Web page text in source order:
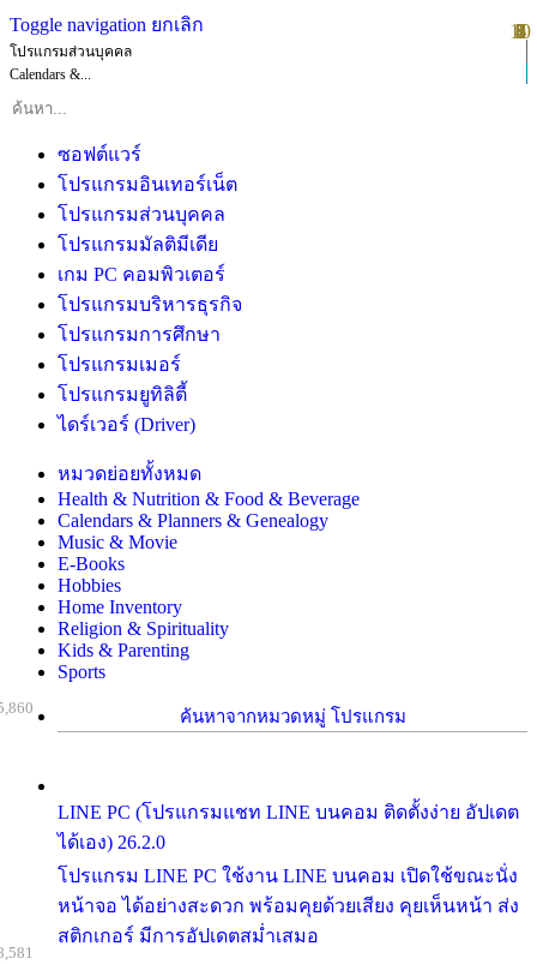
Toggle navigation ยกเลิก
โปรแกรมส่วนบุคคล
Calendars &...
ซอฟต์แวร์
โปรแกรมอินเทอร์เน็ต
โปรแกรมส่วนบุคคล
โปรแกรมมัลติมีเดีย
เกม PC คอมพิวเตอร์
โปรแกรมบริหารธุรกิจ
โปรแกรมการศึกษา
โปรแกรมเมอร์
โปรแกรมยูทิลิตี้
ไดร์เวอร์ (Driver)
หมวดย่อยทั้งหมด
Health & Nutrition & Food & Beverage
Calendars & Planners & Genealogy
Music & Movie
E-Books
Hobbies
Home Inventory
Religion & Spirituality
Kids & Parenting
Sports
ค้นหาจากหมวดหมู่ โปรแกรม
LINE PC (โปรแกรมแชท LINE บนคอม ติดตั้งง่าย อัปเดต
ได้เอง) 26.2.0
โปรแกรม LINE PC ใช้งาน LINE บนคอม เปิดใช้ขณะนั่ง
หน้าจอ ได้อย่างสะดวก พร้อมคุยด้วยเสียง คุยเห็นหน้า ส่ง
สติกเกอร์ มีการอัปเดตสม่ำเสมอ
1
2
3
4
5
6
7
8
9
10